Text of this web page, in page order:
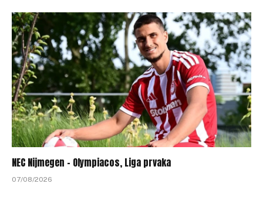
NEC Nijmegen – Olympiacos, Liga prvaka
07/08/2026